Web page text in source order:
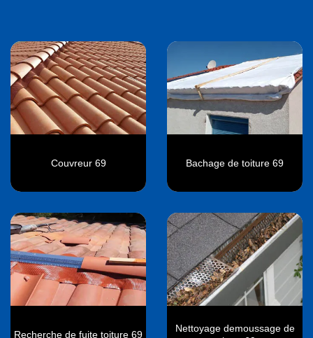
Couvreur 69 Bachage de toiture 69
Recherche de fuite toiture 69
Nettoyage demoussage de